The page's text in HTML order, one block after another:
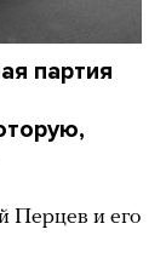
партия
Перцев и его